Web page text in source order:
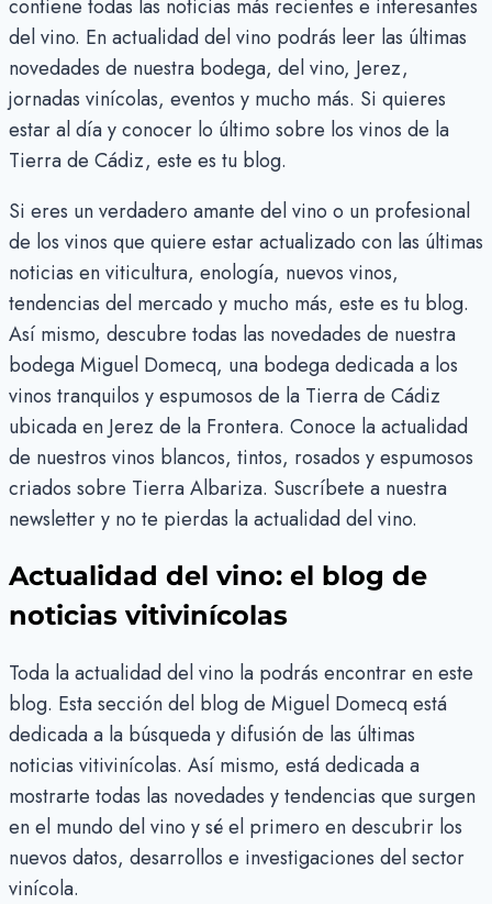
contiene todas las noticias más recientes e interesantes
del vino. En actualidad del vino podrás leer las últimas
novedades de nuestra bodega, del vino, Jerez,
jornadas vinícolas, eventos y mucho más. Si quieres
estar al día y conocer lo último sobre los vinos de la
Tierra de Cádiz, este es tu blog.
Si eres un verdadero amante del vino o un profesional
de los vinos que quiere estar actualizado con las últimas
noticias en viticultura, enología, nuevos vinos,
tendencias del mercado y mucho más, este es tu blog.
Así mismo, descubre todas las novedades de nuestra
bodega Miguel Domecq, una bodega dedicada a los
vinos tranquilos y espumosos de la Tierra de Cádiz
ubicada en Jerez de la Frontera. Conoce la actualidad
de nuestros vinos blancos, tintos, rosados y espumosos
criados sobre Tierra Albariza. Suscríbete a nuestra
newsletter y no te pierdas la actualidad del vino.
Actualidad del vino: el blog de
noticias vitivinícolas
Toda la actualidad del vino la podrás encontrar en este
blog. Esta sección del blog de Miguel Domecq está
dedicada a la búsqueda y difusión de las últimas
noticias vitivinícolas. Así mismo, está dedicada a
mostrarte todas las novedades y tendencias que surgen
en el mundo del vino y sé el primero en descubrir los
nuevos datos, desarrollos e investigaciones del sector
vinícola.